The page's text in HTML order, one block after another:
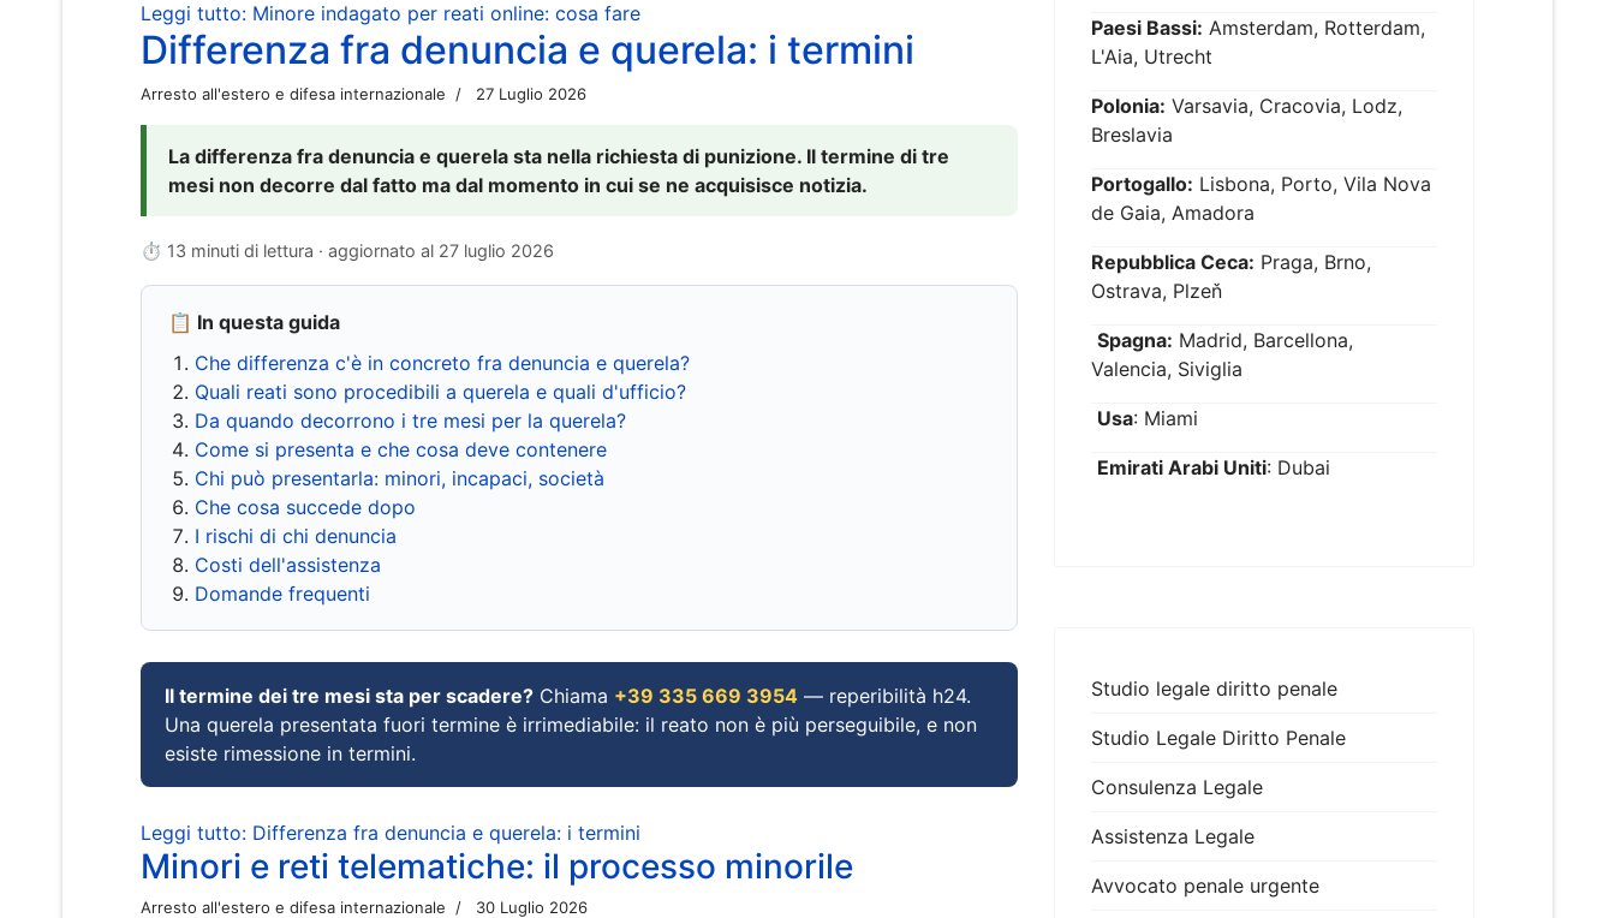
Leggi tutto: Minore indagato per reati online: cosa fare
Differenza fra denuncia e querela: i termini
Arresto all'estero e difesa internazionale 27 Luglio 2026
La differenza fra denuncia e querela sta nella richiesta di punizione. Il termine di tre
mesi non decorre dal fatto ma dal momento in cui se ne acquisisce notizia.
⏱ 13 minuti di lettura · aggiornato al 27 luglio 2026
📋 In questa guida
Che differenza c'è in concreto fra denuncia e querela?
Quali reati sono procedibili a querela e quali d'ufficio?
Da quando decorrono i tre mesi per la querela?
Come si presenta e che cosa deve contenere
Chi può presentarla: minori, incapaci, società
Che cosa succede dopo
I rischi di chi denuncia
Costi dell'assistenza
Domande frequenti
Il termine dei tre mesi sta per scadere? Chiama +39 335 669 3954 — reperibilità h24.
Una querela presentata fuori termine è irrimediabile: il reato non è più perseguibile, e non
esiste rimessione in termini.
Leggi tutto: Differenza fra denuncia e querela: i termini
Minori e reti telematiche: il processo minorile
Arresto all'estero e difesa internazionale 30 Luglio 2026
Paesi Bassi: Amsterdam, Rotterdam,
L'Aia, Utrecht
Polonia: Varsavia, Cracovia, Lodz,
Breslavia
Portogallo: Lisbona, Porto, Vila Nova
de Gaia, Amadora
Repubblica Ceca: Praga, Brno,
Ostrava, Plzeň
Spagna: Madrid, Barcellona,
Valencia, Siviglia
Usa: Miami
Emirati Arabi Uniti: Dubai
Studio legale diritto penale
Studio Legale Diritto Penale
Consulenza Legale
Assistenza Legale
Avvocato penale urgente